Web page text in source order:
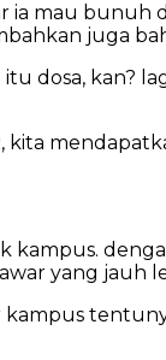
ia mau
juga
dosa, kan?
kita
yang jauh
kampus